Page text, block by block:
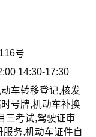
号
14:30-17:30
车转移登记,核发
号牌,机动车补换
三考试,驾驶证审
务,机动车证件自